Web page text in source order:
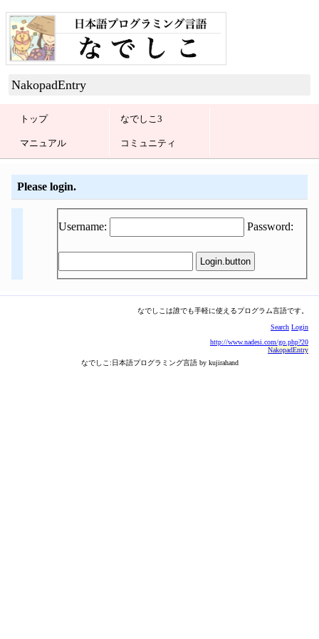
NakopadEntry
トップ なでしこ3
マニュアル コミュニティ
Please login.
Username: Password:
なでしこは誰でも手軽に使えるプログラム言語です。
Search Login
http://www.nadesi.com/go.php?20
NakopadEntry
なでしこ:日本語プログラミング言語 by kujirahand